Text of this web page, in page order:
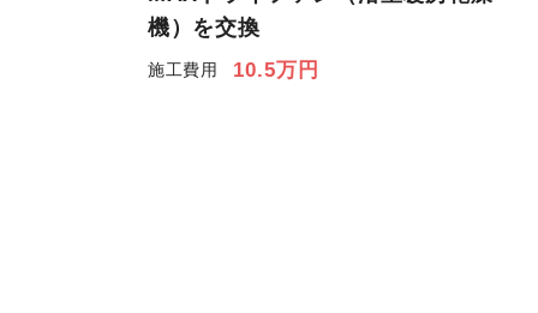
機）を交換
施工費用 10.5万円